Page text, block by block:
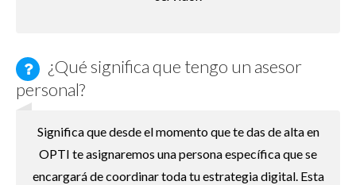
¿Qué significa que tengo un asesor
personal?
Significa que desde el momento que te das de alta en
OPTI te asignaremos una persona específica que se
encargará de coordinar toda tu estrategia digital. Esta